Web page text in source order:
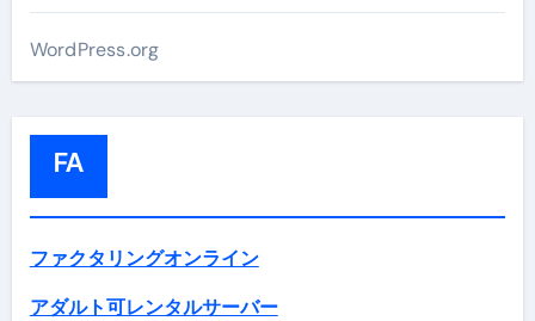
WordPress.org
FA
ファクタリングオンライン
アダルト可レンタルサーバー